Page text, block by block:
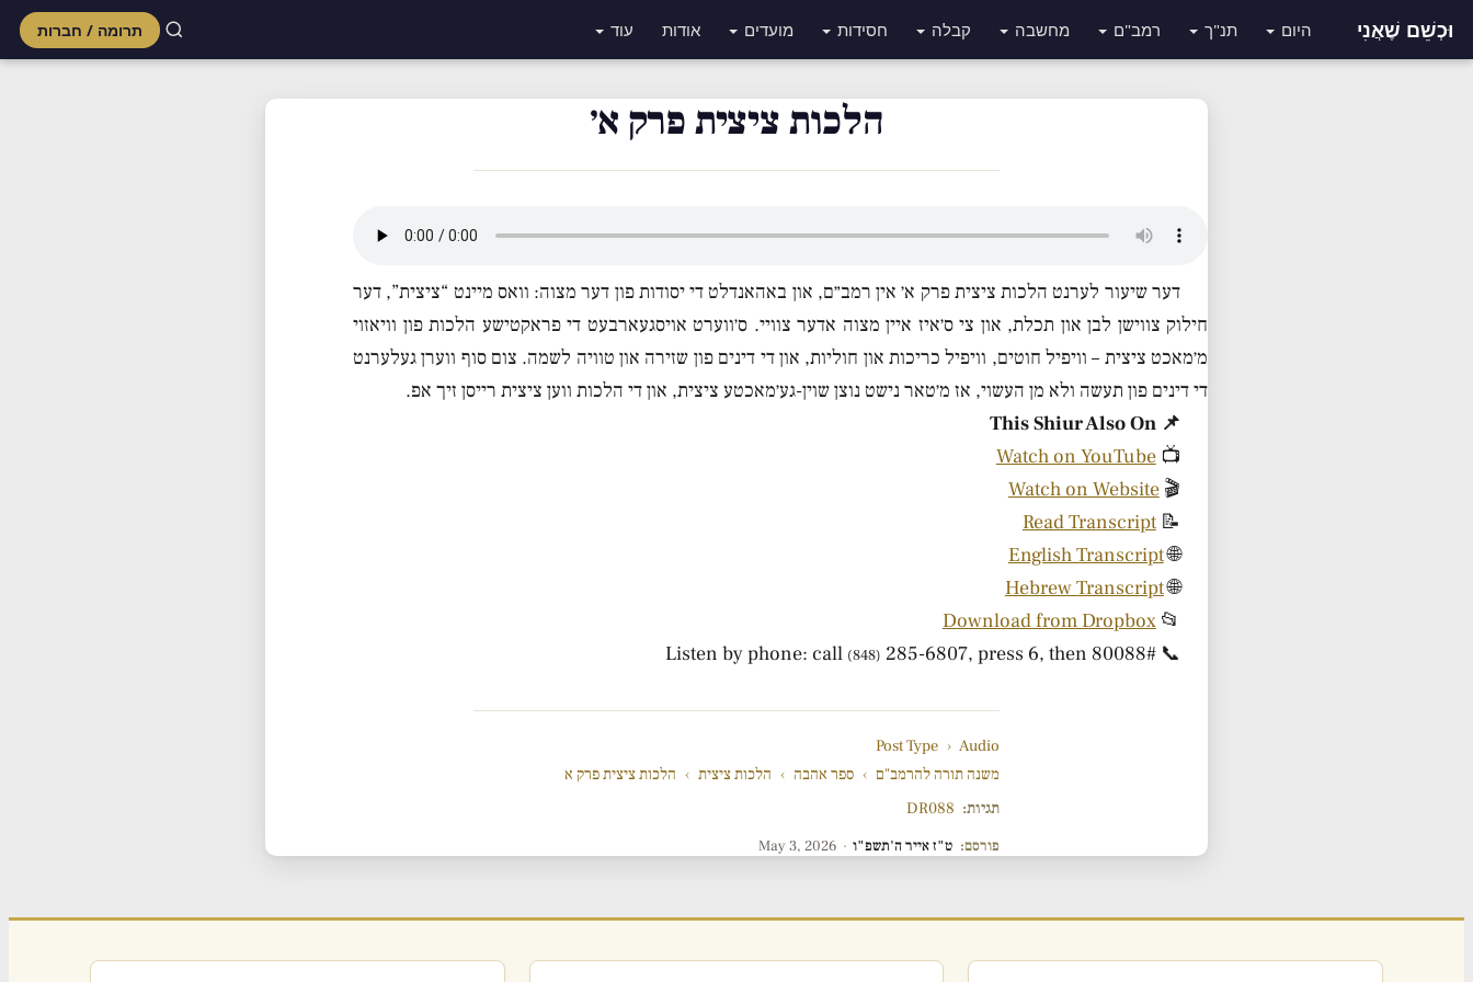
וּכְשֵׁם שֶׁאֲנִי היום תנ"ך רמב"ם מחשבה קבלה חסידות מועדים אודות עוד תרומה / חברות
הלכות ציצית פרק א׳
דער שיעור לערנט הלכות ציצית פרק א׳ אין רמב״ם, און באהאנדלט די יסודות פון דער מצוה: וואס מיינט “ציצית”, דער
חילוק צווישן לבן און תכלת, און צי ס׳איז איין מצוה אדער צוויי. ס׳ווערט אויסגעארבעט די פראקטישע הלכות פון וויאזוי
מ׳מאכט ציצית – וויפיל חוטים, וויפיל כריכות און חוליות, און די דינים פון שזירה און טוויה לשמה. צום סוף ווערן געלערנט
די דינים פון תעשה ולא מן העשוי, אז מ׳טאר נישט נוצן שוין-גע׳מאכטע ציצית, און די הלכות ווען ציצית רייסן זיך אפ.
📌 This Shiur Also On
📺
Watch on YouTube
🎬
Watch on Website
📝
Read Transcript
🌐
English Transcript
🌐
Hebrew Transcript
📂
Download from Dropbox
📞 Listen by phone: call
(848) 285-6807, press 6, then 80088#
Post Type › Audio
משנה תורה להרמב"ם › ספר אהבה › הלכות ציצית › הלכות ציצית פרק א
תגיות: DR088
פורסם: ט"ז אייר ה'תשפ"ו ·
May 3, 2026